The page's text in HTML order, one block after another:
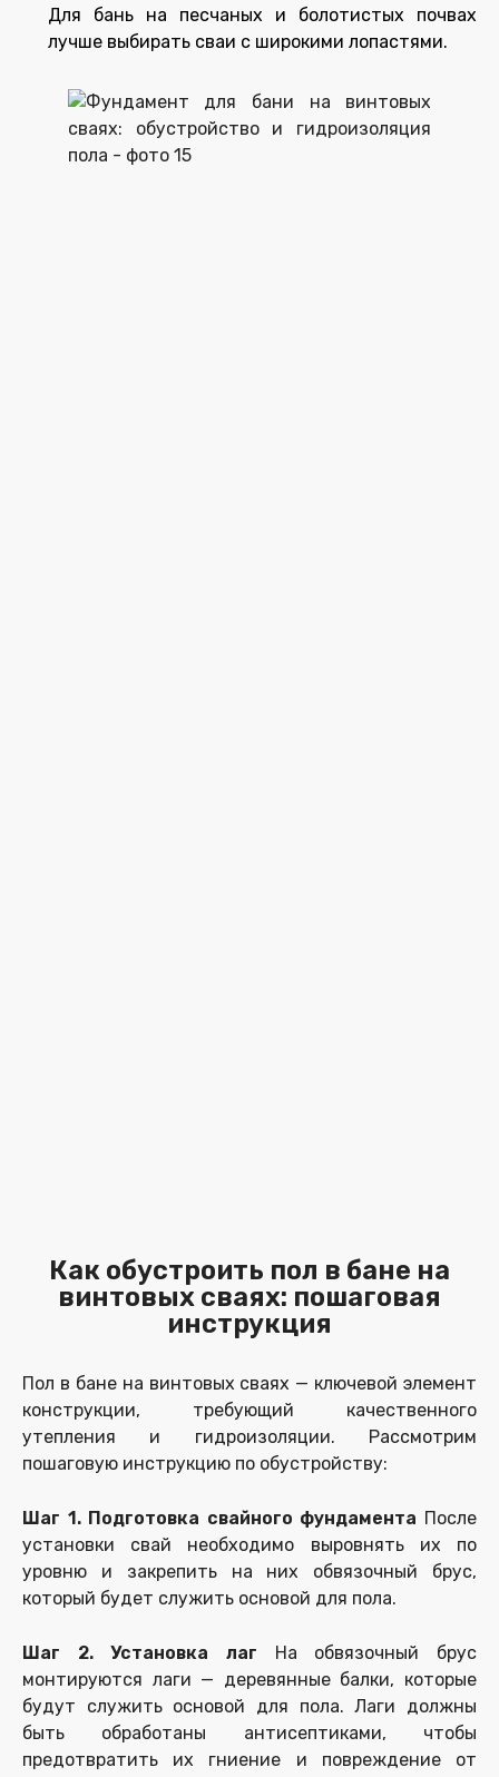
Для бань на песчаных и болотистых почвах
лучше выбирать сваи с широкими лопастями.
Как обустроить пол в бане на
винтовых сваях: пошаговая
инструкция
Пол в бане на винтовых сваях — ключевой элемент
конструкции, требующий качественного
утепления и гидроизоляции. Рассмотрим
пошаговую инструкцию по обустройству:
Шаг 1. Подготовка свайного фундамента После
установки свай необходимо выровнять их по
уровню и закрепить на них обвязочный брус,
который будет служить основой для пола.
Шаг 2. Установка лаг На обвязочный брус
монтируются лаги — деревянные балки, которые
будут служить основой для пола. Лаги должны
быть обработаны антисептиками, чтобы
предотвратить их гниение и повреждение от